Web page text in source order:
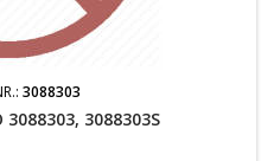
3088303
3088303, 3088303S